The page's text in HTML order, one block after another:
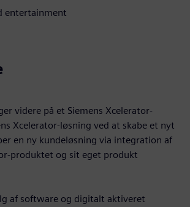
entertainment
videre på et Siemens Xcelerator-
Xcelerator-løsning ved at skabe et nyt
en ny kundeløsning via integration af
produktet og sit eget produkt
af software og digitalt aktiveret